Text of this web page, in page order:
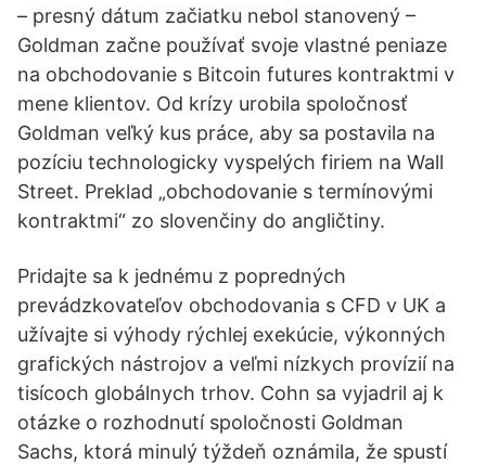
– presný dátum začiatku nebol stanovený –
Goldman začne používať svoje vlastné peniaze
na obchodovanie s Bitcoin futures kontraktmi v
mene klientov. Od krízy urobila spoločnosť
Goldman veľký kus práce, aby sa postavila na
pozíciu technologicky vyspelých firiem na Wall
Street. Preklad „obchodovanie s termínovými
kontraktmi“ zo slovenčiny do angličtiny.
Pridajte sa k jednému z popredných
prevádzkovateľov obchodovania s CFD v UK a
užívajte si výhody rýchlej exekúcie, výkonných
grafických nástrojov a veľmi nízkych provízií na
tisícoch globálnych trhov. Cohn sa vyjadril aj k
otázke o rozhodnutí spoločnosti Goldman
Sachs, ktorá minulý týždeň oznámila, že spustí